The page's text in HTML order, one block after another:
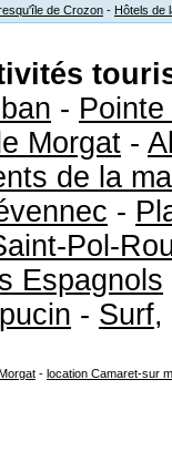
de Crozon - Hôtels de
-
Morgat -
de la
-
Pol-
Espagnols
- Surf,
- location Camaret-sur